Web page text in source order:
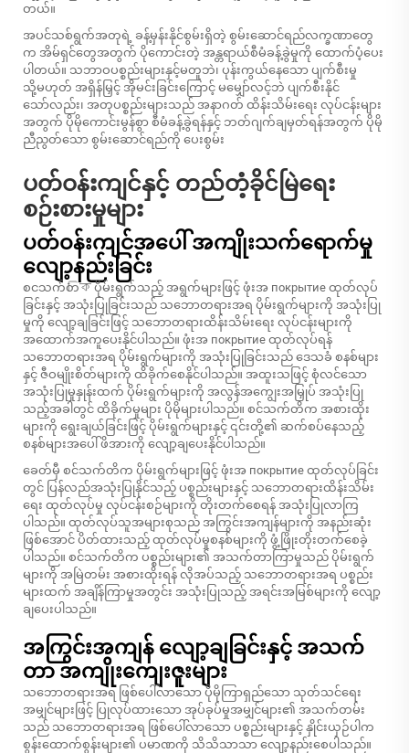
တယ်။
အပင်သစ်ရွက်အတုရဲ့ ခန့်မှန်းနိုင်စွမ်းရှိတဲ့ စွမ်းဆောင်ရည်လက္ခဏာတွေ
က အိမ်ရှင်တွေအတွက် ပိုကောင်းတဲ့ အန္တရာယ်စီမံခန့်ခွဲမှုကို ထောက်ပံ့ပေး
ပါတယ်။ သဘာဝပစ္စည်းများနှင့်မတူဘဲ၊ ပုန်းကွယ်နေသော ပျက်စီးမှု
သို့မဟုတ် အရှိန်မြှင့် အိုမင်းခြင်းကြောင့် မမျှော်လင့်ဘဲ ပျက်စီးနိုင်
သော်လည်း၊ အတုပစ္စည်းများသည် အနာဂတ် ထိန်းသိမ်းရေး လုပ်ငန်းများ
အတွက် ပိုမိုကောင်းမွန်စွာ စီမံခန့်ခွဲရန်နှင့် ဘတ်ဂျက်ချမှတ်ရန်အတွက် ပိုမို
ညီညွတ်သော စွမ်းဆောင်ရည်ကို ပေးစွမ်း
ပတ်ဝန်းကျင်နှင့် တည်တံ့ခိုင်မြဲရေး
စဉ်းစားမှုများ
ပတ်ဝန်းကျင်အပေါ် အကျိုးသက်ရောက်မှု
လျော့နည်းခြင်း
စငသက်တিক ပိုမ်းရွက်သည့် အရွက်များဖြင့် ဖုံးအ покрытие ထုတ်လုပ်
ခြင်းနှင့် အသုံးပြုခြင်းသည် သဘောတရားအရ ပိုမ်းရွက်များကို အသုံးပြု
မှုကို လျော့ချခြင်းဖြင့် သဘောတရားထိန်းသိမ်းရေး လုပ်ငန်းများကို
အထောက်အကူပေးနိုင်ပါသည်။ ဖုံးအ покрытие ထုတ်လုပ်ရန်
သဘောတရားအရ ပိုမ်းရွက်များကို အသုံးပြုခြင်းသည် ဒေသခံ စနစ်များ
နှင့် ဇီဝမျိုးစိတ်များကို ထိခိုက်စေနိုင်ပါသည်။ အထူးသဖြင့် စုံလင်သော
အသုံးပြုမှုနှုန်းထက် ပိုမ်းရွက်များကို အလွန်အကျွေးအမြှုပ် အသုံးပြု
သည့်အခါတွင် ထိခိုက်မှုများ ပိုမိုများပါသည်။ စင်သက်တိက အစားထိုး
များကို ရွေးချယ်ခြင်းဖြင့် ပိုမ်းရွက်များနှင့် ၎င်းတို့၏ ဆက်စပ်နေသည့်
စနစ်များအပေါ် ဖိအားကို လျော့ချပေးနိုင်ပါသည်။
ခေတ်မှီ စင်သက်တိက ပိုမ်းရွက်များဖြင့် ဖုံးအ покрытие ထုတ်လုပ်ခြင်း
တွင် ပြန်လည်အသုံးပြုနိုင်သည့် ပစ္စည်းများနှင့် သဘောတရားထိန်းသိမ်း
ရေး ထုတ်လုပ်မှု လုပ်ငန်းစဉ်များကို တိုးတက်စေရန် အသုံးပြုလာကြ
ပါသည်။ ထုတ်လုပ်သူအများစုသည် အကြွင်းအကျန်များကို အနည်းဆုံး
ဖြစ်အောင် ပိတ်ထားသည့် ထုတ်လုပ်မှုစနစ်များကို ဖွံ့ဖြိုးတိုးတက်စေခဲ့
ပါသည်။ စင်သက်တိက ပစ္စည်းများ၏ အသက်တာကြာမှုသည် ပိုမ်းရွက်
များကို အမြဲတမ်း အစားထိုးရန် လိုအပ်သည့် သဘောတရားအရ ပစ္စည်း
များထက် အချိန်ကြာမှုအတွင်း အသုံးပြုသည့် အရင်းအမြစ်များကို လျော့
ချပေးပါသည်။
အကြွင်းအကျန် လျော့ချခြင်းနှင့် အသက်
တာ အကျိုးကျေးဇူးများ
သဘောတရားအရ ဖြစ်ပေါ်လာသော ပိုမိုကြာရှည်သော သုတ်သင်ရေး
အမျှင်များဖြင့် ပြုလုပ်ထားသော အုပ်ခုပ်မှုအမျှင်များ၏ အသက်တမ်း
သည် သဘောတရားအရ ဖြစ်ပေါ်လာသော ပစ္စည်းများနှင့် နှိုင်းယှဉ်ပါက
စွန်းထောက်စွန်းများ၏ ပမာဏကို သိသိသာသာ လျော့နည်းစေပါသည်။